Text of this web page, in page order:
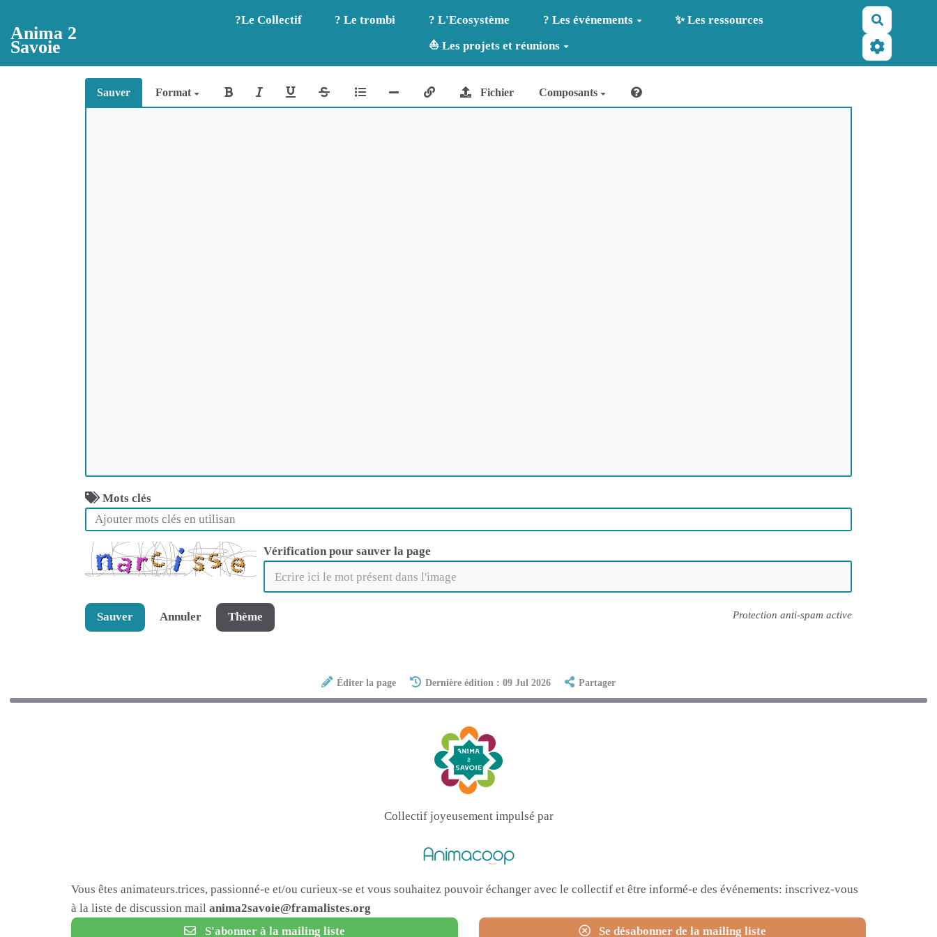
Anima 2
Savoie
?️Le Collectif ? Le trombi ? L'Ecosystème ? Les événements
✨ Les ressources
⛵ Les projets et réunions
Sauver Format Fichier Composants
Mots clés
Vérification pour sauver la page
Sauver Annuler Thème Protection anti-spam active
Éditer la page Dernière édition : 09 Jul 2026 Partager
Collectif joyeusement impulsé par
Vous êtes animateurs.trices, passionné-e et/ou curieux-se et vous souhaitez pouvoir échanger avec le collectif et être informé-e des événements: inscrivez-vous
à la liste de discussion mail anima2savoie@framalistes.org
S'abonner à la mailing liste
Se désabonner de la mailing liste